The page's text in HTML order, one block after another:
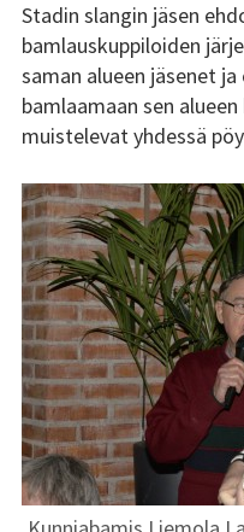
Historia
Toiminta
Tsilari
Mediakortti
Tsilari 2021
Tsilari 2020
Tsilari 2019
Tsilari 2018
Tsilari 2017
Stadin slangin jäsen
bamlauskuppiloiden
saman alueen jäsenet
bamlaamaan sen
muistelevat yhdessä